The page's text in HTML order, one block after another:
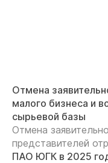
Отмена
малого бизнеса и
сырьевой базы
Отмена
представителей
ПАО ЮГК в 2025